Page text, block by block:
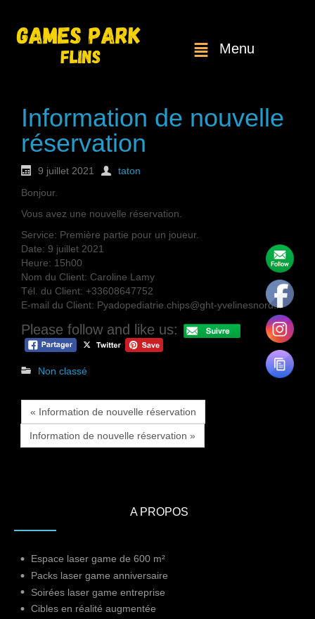
Menu
Information de nouvelle
réservation
9 juillet 2021
taton
Bonjour.
Vous avez une nouvelle réservation.
Service: Première partie pour un joueur.
Date: 9 juillet 2021
Heure: 15h00
Nom du Client: Caroline Lamy
Tél. du Client: +33608647752
E-mail du Client: Pyadopediatrie.chips@ght-yvelinesnord.fr
Please follow and like us:
Non classé
« Information de nouvelle réservation
Information de nouvelle réservation »
A PROPOS
Espace laser game de 600 m²
Packs laser game anniversaire
Soirées laser game entreprise
Cibles en réalité augmentée